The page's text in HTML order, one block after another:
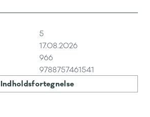
5
17.08.2026
966
9788757461541
Indholdsfortegnelse